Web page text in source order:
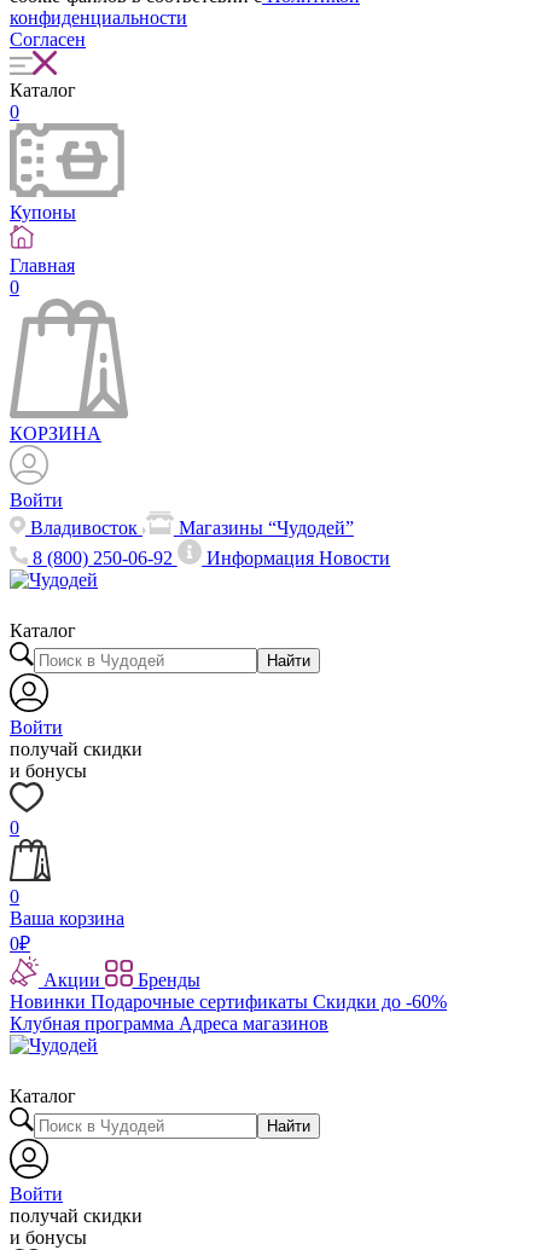
конфиденциальности
Согласен
Каталог
0
Купоны
Главная
0
КОРЗИНА
Войти
Владивосток
Магазины “Чудодей”
8 (800) 250-06-92
ИнформацияНовости
Каталог
Найти
Войти
получай скидки
и бонусы
0
0
Ваша корзина
0₽
Акции
Бренды
Новинки Подарочные сертификаты Скидки до -60%
Клубная программа Адреса магазинов
Каталог
Найти
Войти
получай скидки
и бонусы